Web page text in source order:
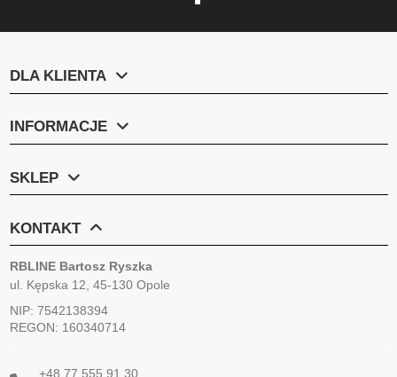
DLA KLIENTA
INFORMACJE
SKLEP
KONTAKT
RBLINE Bartosz Ryszka
ul. Kępska 12, 45-130 Opole
NIP: 7542138394
REGON: 160340714
+48 77 555 91 30